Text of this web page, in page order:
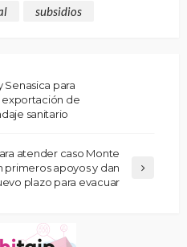
subsidios
Senasica para
exportación de
sanitario
atender caso Monte
primeros apoyos y dan
plazo para evacuar